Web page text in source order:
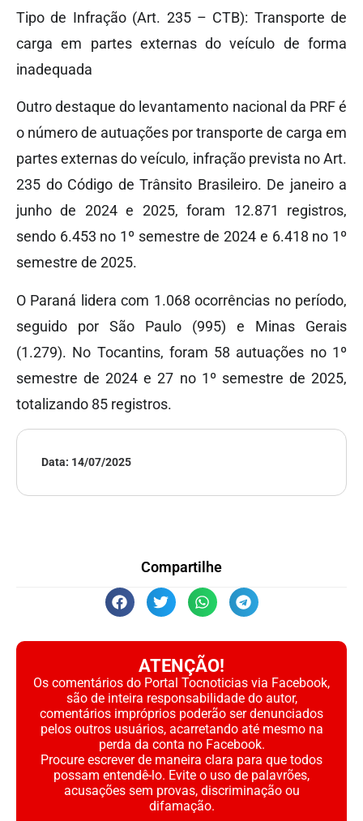
Tipo de Infração (Art. 235 – CTB): Transporte de
carga em partes externas do veículo de forma
inadequada
Outro destaque do levantamento nacional da PRF é
o número de autuações por transporte de carga em
partes externas do veículo, infração prevista no Art.
235 do Código de Trânsito Brasileiro. De janeiro a
junho de 2024 e 2025, foram 12.871 registros,
sendo 6.453 no 1º semestre de 2024 e 6.418 no 1º
semestre de 2025.
O Paraná lidera com 1.068 ocorrências no período,
seguido por São Paulo (995) e Minas Gerais
(1.279). No Tocantins, foram 58 autuações no 1º
semestre de 2024 e 27 no 1º semestre de 2025,
totalizando 85 registros.
Data: 14/07/2025
Compartilhe
ATENÇÃO!
Os comentários do Portal Tocnoticias via Facebook,
são de inteira responsabilidade do autor,
comentários impróprios poderão ser denunciados
pelos outros usuários, acarretando até mesmo na
perda da conta no Facebook.
Procure escrever de maneira clara para que todos
possam entendê-lo. Evite o uso de palavrões,
acusações sem provas, discriminação ou
difamação.